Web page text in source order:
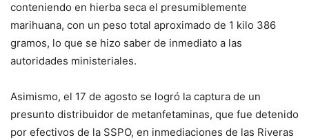
conteniendo en hierba seca el presumiblemente
marihuana, con un peso total aproximado de 1 kilo 386
gramos, lo que se hizo saber de inmediato a las
autoridades ministeriales.
Asimismo, el 17 de agosto se logró la captura de un
presunto distribuidor de metanfetaminas, que fue detenido
por efectivos de la SSPO, en inmediaciones de las Riveras